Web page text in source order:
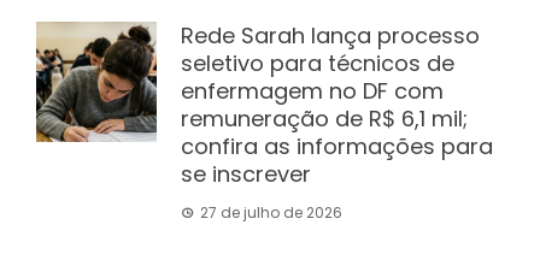
Rede Sarah lança processo
seletivo para técnicos de
enfermagem no DF com
remuneração de R$ 6,1 mil;
confira as informações para
se inscrever
27 de julho de 2026